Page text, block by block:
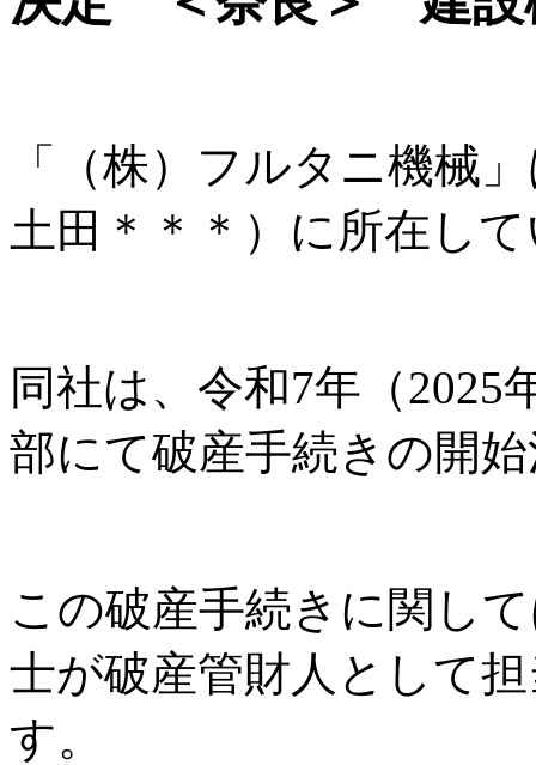
「（株）フルタニ機械
土田＊＊＊）に所在し
同社は、令和7年（2025
部にて破産手続きの開
この破産手続きに関し
士が破産管財人として
す。